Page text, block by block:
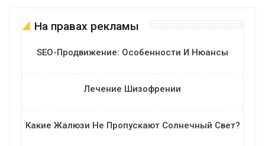
На правах рекламы
SEO-Продвижение: Особенности И Нюансы
Лечение Шизофрении
Какие Жалюзи Не Пропускают Солнечный Свет?